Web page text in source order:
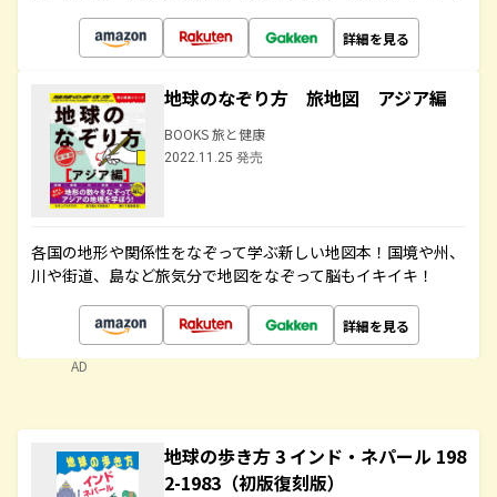
詳細を見る
地球のなぞり方 旅地図 アジア編
BOOKS 旅と健康
2022.11.25 発売
各国の地形や関係性をなぞって学ぶ新しい地図本！国境や州、
川や街道、島など旅気分で地図をなぞって脳もイキイキ！
詳細を見る
AD
地球の歩き方 3 インド・ネパール 198
2-1983（初版復刻版）